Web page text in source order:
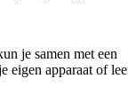
je samen met een
eigen apparaat of